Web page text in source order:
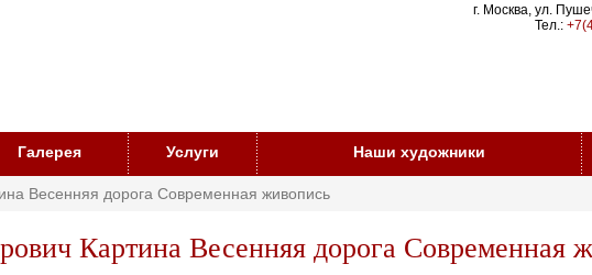
г. Москва, ул.
Тел.:
Галерея Услуги Наши художники
Весенняя дорога Современная живопись
Картина Весенняя дорога Современная